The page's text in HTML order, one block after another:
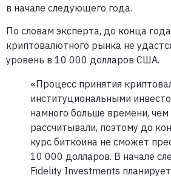
в начале следующего года.
По словам эксперта, до конца
криптовалютного рынка не
уровень в 10 000 долларов США.
«Процесс принятия
институциональными
намного больше времени,
рассчитывали, поэтому до
курс биткоина не сможет
10 000 долларов. В начале
Fidelity Investments